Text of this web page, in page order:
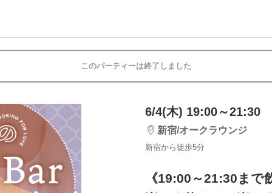
このパーティーは終了しました
6/4(木) 19:00～21:30
新宿/オークラウンジ
新宿から徒歩5分
《19:00～21:30まで